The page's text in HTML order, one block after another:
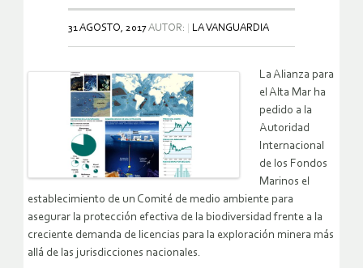
31 AGOSTO, 2017AUTOR: LA VANGUARDIA
La Alianza para
el Alta Mar ha
pedido a la
Autoridad
Internacional
de los Fondos
Marinos el
establecimiento de un Comité de medio ambiente para
asegurar la protección efectiva de la biodiversidad frente a la
creciente demanda de licencias para la exploración minera más
allá de las jurisdicciones nacionales.